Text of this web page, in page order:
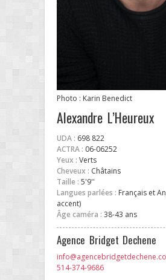
Photo : Karin Benedict
Alexandre L’Heureux
UDA : 698 822
ACTRA : 06-06252
Yeux : Verts
Cheveux : Châtains
Taille : 5'9''
Langues parlées : Français et
accent)
Âge caméra : 38-43 ans
Agence Bridget Dechene
514-374-9686